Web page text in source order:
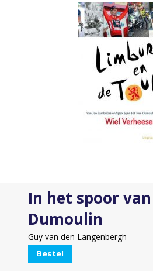
In het spoor
Dumoulin
Guy van den Langenbergh
Bestel